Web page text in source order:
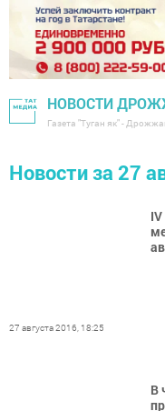
НОВОСТИ
Газета "Туган як" -
Новости за 27
27 августа 2016, 18:25
В